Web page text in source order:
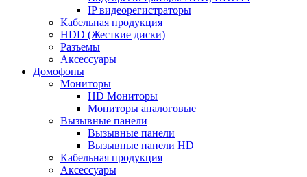
IP видеорегистраторы
Кабельная продукция
HDD (Жесткие диски)
Разъемы
Аксессуары
Домофоны
Мониторы
HD Мониторы
Мониторы аналоговые
Вызывные панели
Вызывные панели
Вызывные панели HD
Кабельная продукция
Аксессуары